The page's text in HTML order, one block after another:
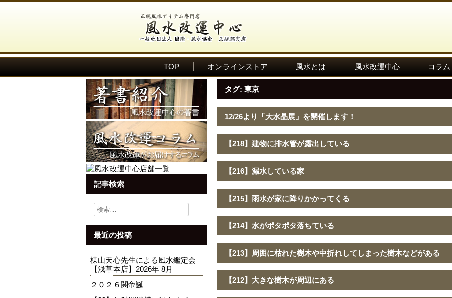
TOP オンラインストア 風水とは 風水改運中心 コラム
記事検索
検
索:
最近の投稿
楳山天心先生による風水鑑定会
【浅草本店】2026年 8月
２０２６関帝誕
タグ:東京
12/26より「大水晶展」を開催します！
【218】建物に排水管が露出している
【216】漏水している家
【215】雨水が家に降りかかってくる
【214】水がポタポタ落ちている
【213】周囲に枯れた樹木や中折れしてしまった樹木などがある
【212】大きな樹木が周辺にある